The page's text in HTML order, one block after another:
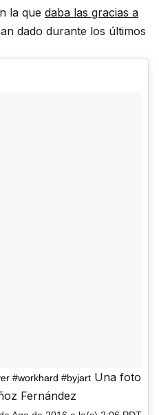
la que daba las gracias a
dado durante los últimos
#workhard #byjart Una foto
Fernández